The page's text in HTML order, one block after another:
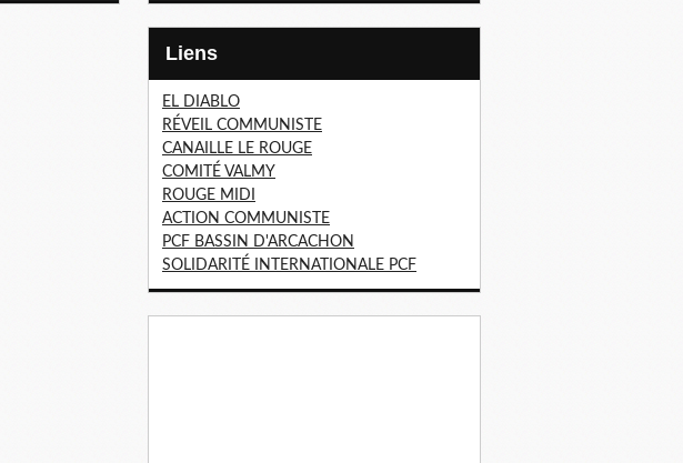
Liens
EL DIABLO
RÉVEIL COMMUNISTE
CANAILLE LE ROUGE
COMITÉ VALMY
ROUGE MIDI
ACTION COMMUNISTE
PCF BASSIN D'ARCACHON
SOLIDARITÉ INTERNATIONALE PCF